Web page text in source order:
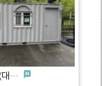
대…